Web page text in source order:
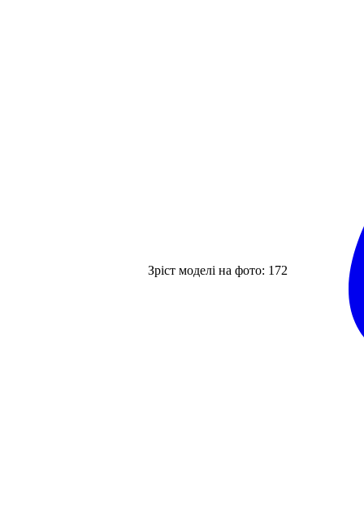
Зріст моделі на фото: 172